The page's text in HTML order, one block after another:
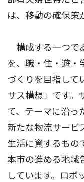
は、移動の確保策
構成する一つで
を、職・住・遊・
づくりを目指して
サス構想」です。
て、テーマに沿っ
新たな物流サービ
生活に資するもの
本市の進める地域
しています。ロボ